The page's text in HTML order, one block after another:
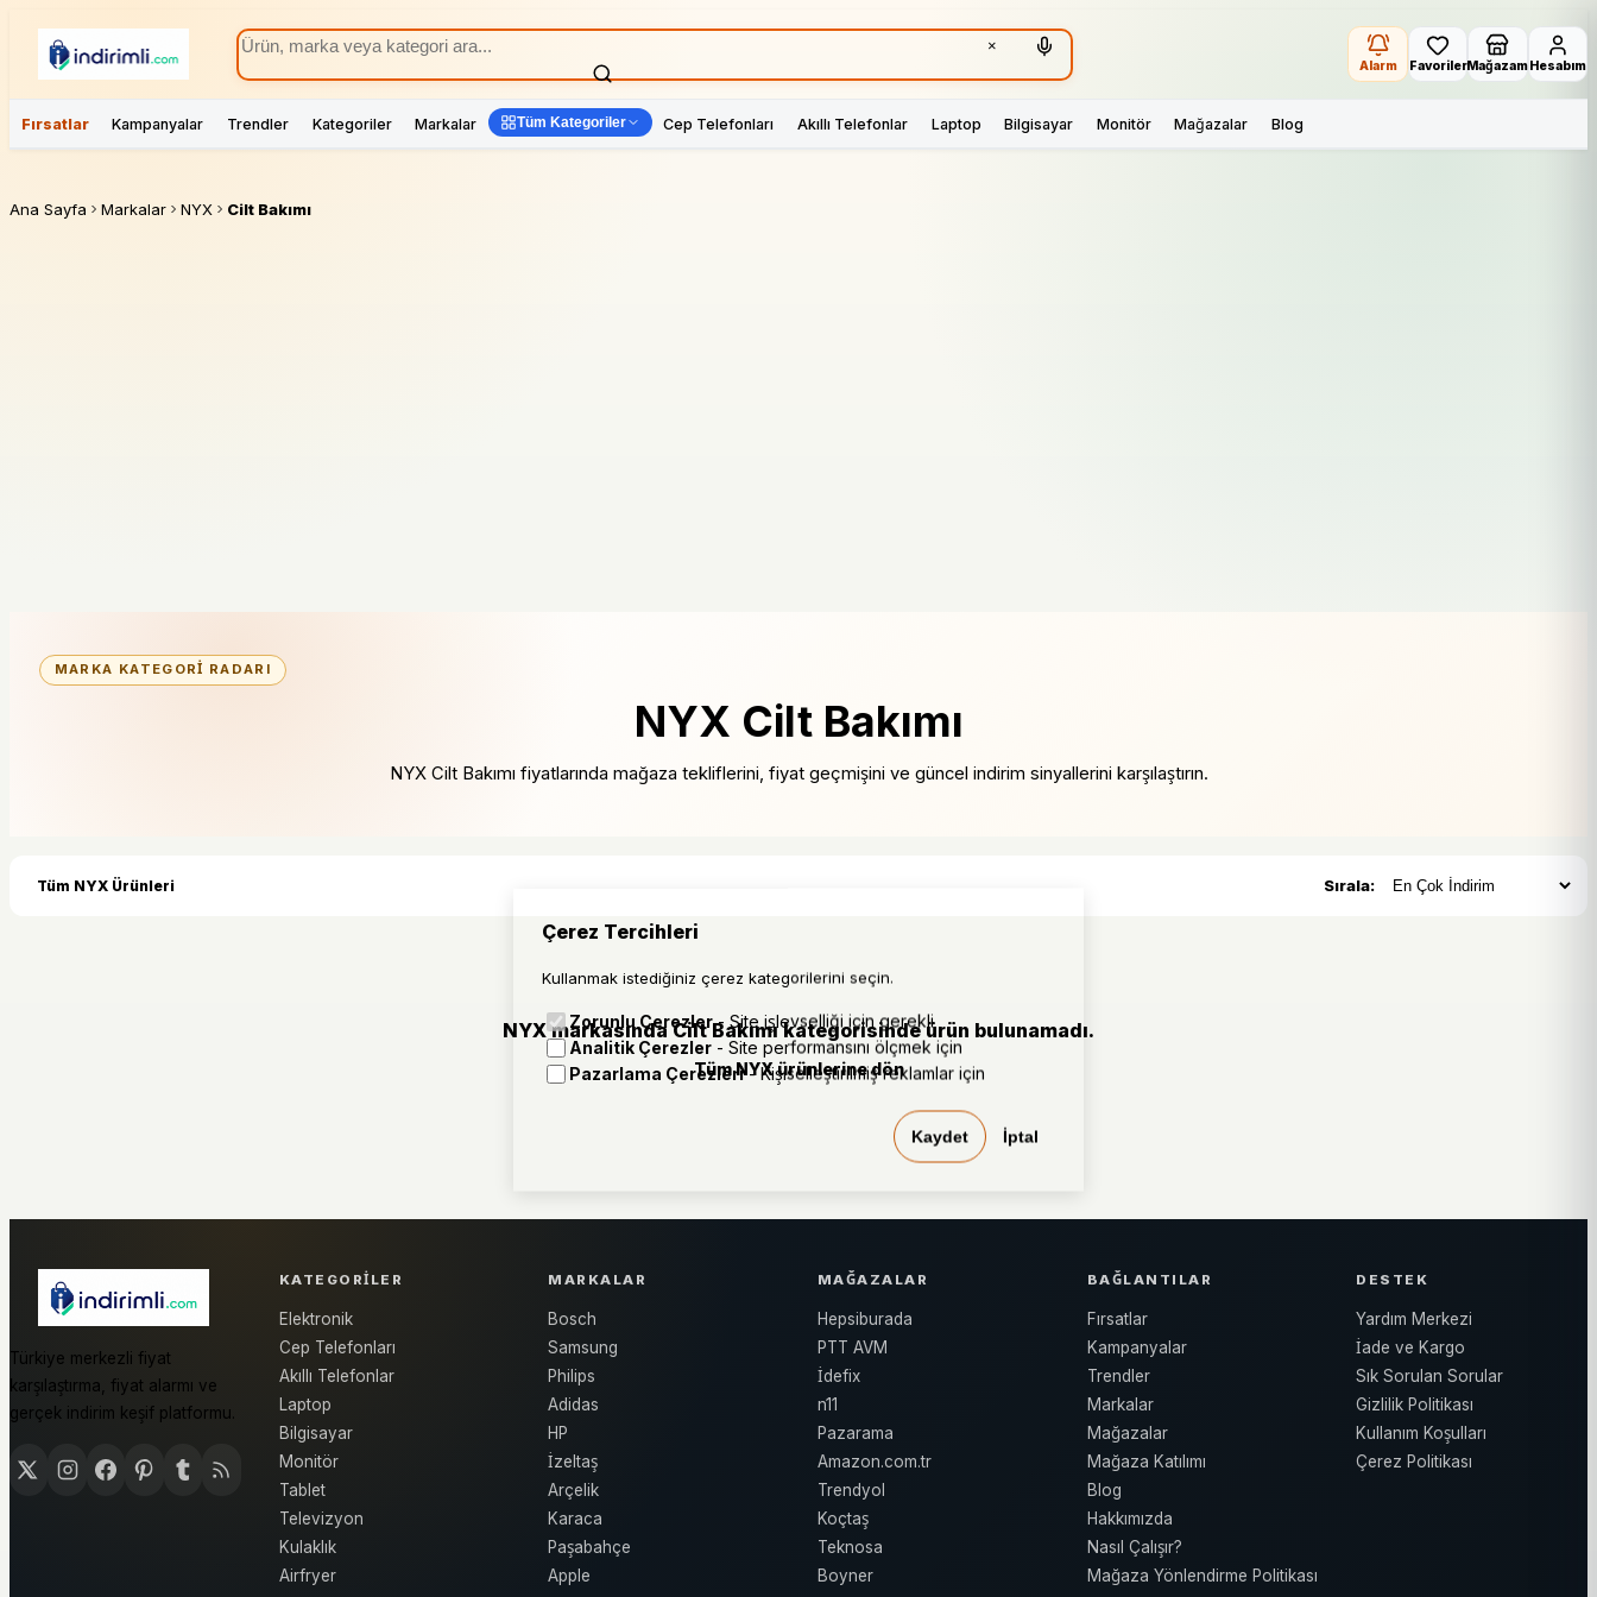
×
Alarm FavorilerMağazamHesabım
Fırsatlar Kampanyalar Trendler Kategoriler Markalar Tüm Kategoriler Cep Telefonları Akıllı Telefonlar Laptop Bilgisayar Monitör Mağazalar Blog
Ana Sayfa Markalar NYX Cilt Bakımı
MARKA KATEGORI RADARI
NYX Cilt Bakımı
NYX Cilt Bakımı fiyatlarında mağaza tekliflerini, fiyat geçmişini ve güncel indirim sinyallerini karşılaştırın.
Tüm NYX Ürünleri Sırala:
NYX markasında Cilt Bakımı kategorisinde ürün bulunamadı.
Tüm NYX ürünlerine dön
Türkiye merkezli fiyat
karşılaştırma, fiyat alarmı ve
gerçek indirim keşif platformu.
KATEGORILER
Elektronik
Cep Telefonları
Akıllı Telefonlar
Laptop
Bilgisayar
Monitör
Tablet
Televizyon
Kulaklık
Airfryer
MARKALAR
Bosch
Samsung
Philips
Adidas
HP
İzeltaş
Arçelik
Karaca
Paşabahçe
Apple
MAĞAZALAR
Hepsiburada
PTT AVM
İdefix
n11
Pazarama
Amazon.com.tr
Trendyol
Koçtaş
Teknosa
Boyner
BAĞLANTILAR
Fırsatlar
Kampanyalar
Trendler
Markalar
Mağazalar
Mağaza Katılımı
Blog
Hakkımızda
Nasıl Çalışır?
Mağaza Yönlendirme Politikası
DESTEK
Yardım Merkezi
İade ve Kargo
Sık Sorulan Sorular
Gizlilik Politikası
Kullanım Koşulları
Çerez Politikası
Çerez Tercihleri
Kullanmak istediğiniz çerez kategorilerini seçin.
Zorunlu Çerezler- Site işlevselliği için gerekli
Analitik Çerezler - Site performansını ölçmek için
Pazarlama Çerezleri- Kişiselleştirilmiş reklamlar için
Kaydet İptal